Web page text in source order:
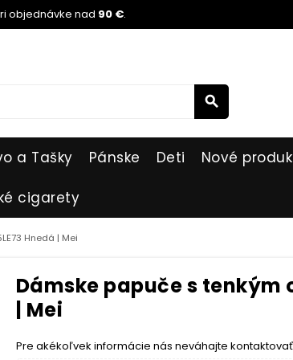
objednávke nad 90 €.
search
a Tašky Pánske Deti Nové
cigarety
Hnedá | Mei
Dámske papuče s tenkým
| Mei
Pre akékoľvek informácie nás neváhajte